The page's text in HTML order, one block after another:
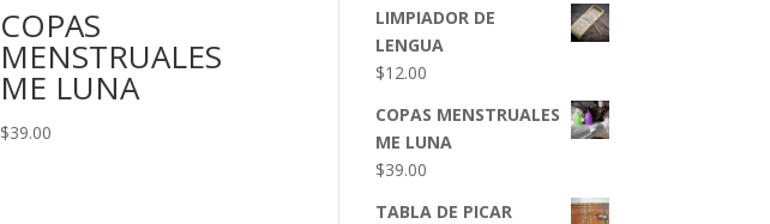
COPAS
MENSTRUALES
ME LUNA
$39.00
precios:
hasta
LIMPIADOR DE
LENGUA
$12.00
COPAS MENSTRUALES
ME LUNA
$39.00
TABLA DE PICAR